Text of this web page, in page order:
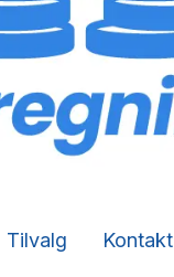
Tilvalg Kontakt